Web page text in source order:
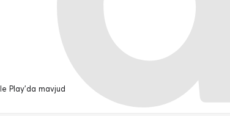
Play'da mavjud